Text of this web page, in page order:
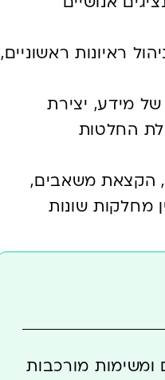
ראיונות ראשוניים,
של מידע, יצירת
החלטות
הקצאת משאבים,
מחלקות שונות
ומשימות מורכבות